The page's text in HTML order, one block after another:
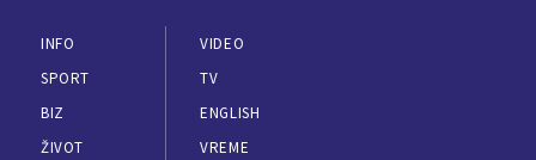
INFO
SPORT
BIZ
ŽIVOT
VIDEO
TV
ENGLISH
VREME